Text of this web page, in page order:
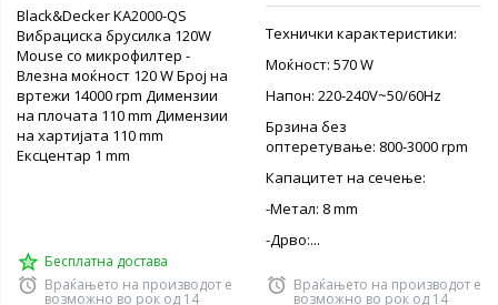
Black&Decker KA2000-QS
Вибрациска брусилка 120W
Mouse со микрофилтер -
Влезна моќност 120 W Број на
вртежи 14000 rpm Димензии
на плочата 110 mm Димензии
на хартијата 110 mm
Ексцентар 1 mm
Бесплатна достава
Враќањето на производот е
возможно во рок од 14
Технички карактеристики:
Моќност: 570 W
Напон: 220-240V~50/60Hz
Брзина без
оптеретување: 800-3000 rpm
Капацитет на сечење:
-Метал: 8 mm
-Дрво:...
Враќањето на производот е
возможно во рок од 14